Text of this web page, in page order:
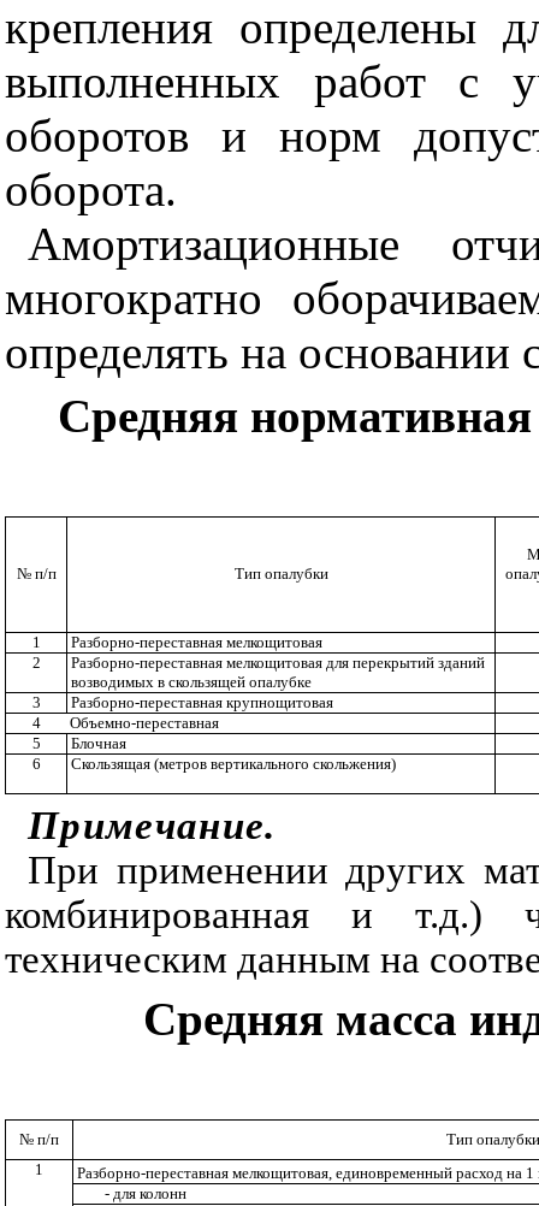
крепления определены
выполненных работ с
оборотов и норм
оборота.
Амортизационные
многократно
определять на
Средняя
№ п/п Тип опалубки
1
Разборно-переставная мелкощитовая
2
Разборно-переставная мелкощитовая для перекрытий зданий
возводимых в скользящей опалубке
3
Разборно-переставная крупнощитовая
4
Объемно-переставная
5
Блочная
6
Скользящая (метров вертикального скольжения)
Примечание.
При применении других
комбинированная и т.д.)
техническим данным на
Средняя масса
№ п/п
Тип опалубки
1
Разборно-переставная мелкощитовая, единовременный расход на 1
- для колонн